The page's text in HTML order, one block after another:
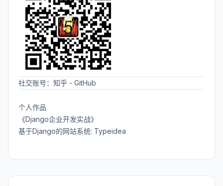
社交账号： 知乎 - GitHub
个人作品
《Django企业开发实战》
基于Django的网站系统: Typeidea